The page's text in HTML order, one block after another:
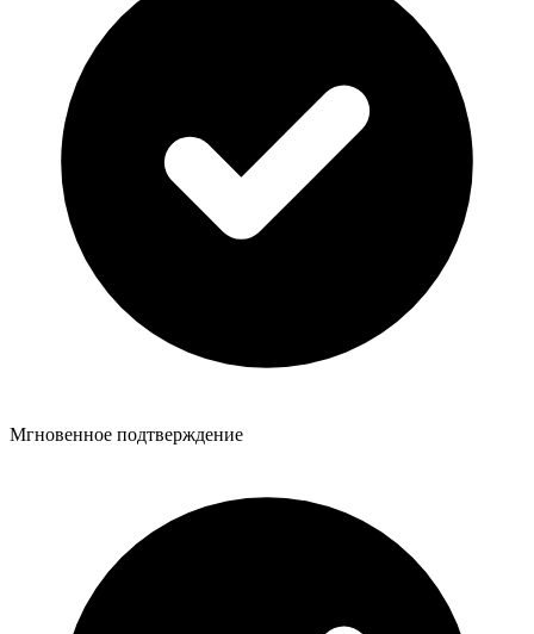
Мгновенное подтверждение